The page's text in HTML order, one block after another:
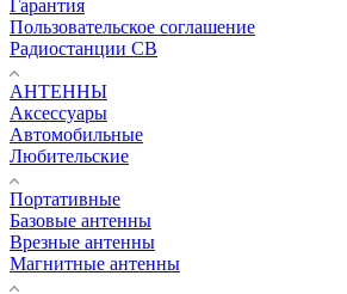
Гарантия
Пользовательское соглашение
Радиостанции CB
АНТЕННЫ
Аксессуары
Автомобильные
Любительские
Портативные
Базовые антенны
Врезные антенны
Магнитные антенны